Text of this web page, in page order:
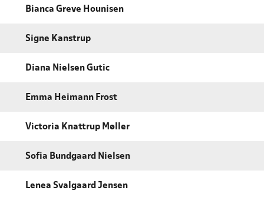
Bianca Greve Hounisen
Signe Kanstrup
Diana Nielsen Gutic
Emma Heimann Frost
Victoria Knattrup Møller
Sofia Bundgaard Nielsen
Lenea Svalgaard Jensen